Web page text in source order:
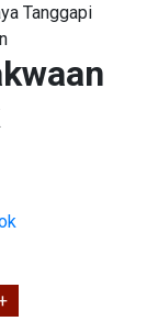
Tanggapi